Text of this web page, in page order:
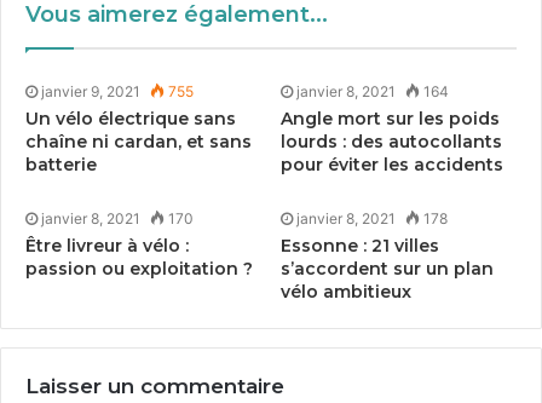
Vous aimerez également...
janvier 9, 2021 755
Un vélo électrique sans
chaîne ni cardan, et sans
batterie
janvier 8, 2021 164
Angle mort sur les poids
lourds : des autocollants
pour éviter les accidents
janvier 8, 2021 170
Être livreur à vélo :
passion ou exploitation ?
janvier 8, 2021 178
Essonne : 21 villes
s’accordent sur un plan
vélo ambitieux
Laisser un commentaire